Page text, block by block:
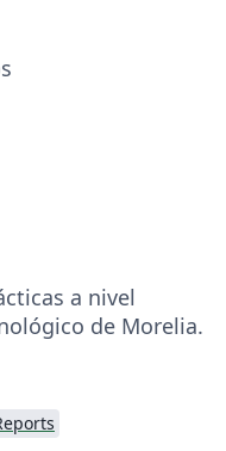
a nivel
de Morelia.